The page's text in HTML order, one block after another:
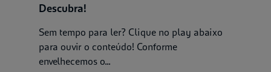
Descubra!
Sem tempo para ler? Clique no play abaixo
para ouvir o conteúdo! Conforme
envelhecemos o...